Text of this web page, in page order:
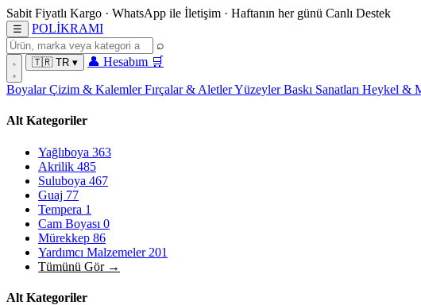
Sabit Fiyatlı Kargo · WhatsApp ile İletişim · Haftanın her günü Canlı Destek
☰ POLİKRAMI
⌕
🇹🇷 TR ▾ 👤 Hesabım 🛒
BoyalarÇizim & KalemlerFırçalar & AletlerYüzeylerBaskı Sanatları Heykel &
Alt Kategoriler
Yağlıboya 363
Akrilik 485
Suluboya 467
Guaj 77
Tempera 1
Cam Boyası 0
Mürekkep 86
Yardımcı Malzemeler 201
Tümünü Gör →
Alt Kategoriler